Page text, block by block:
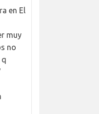
en El
muy
no
q